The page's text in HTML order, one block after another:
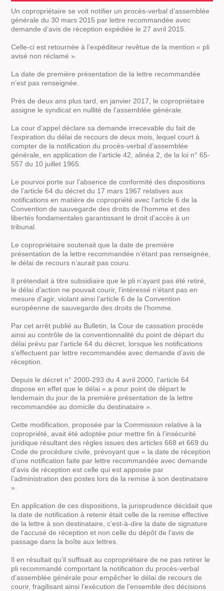
Un copropriétaire se voit notifier un procès-verbal d’assemblée
générale du 30 mars 2015 par lettre recommandée avec
demande d’avis de réception expédiée le 27 avril 2015.
Celle-ci est retournée à l’expéditeur revêtue de la mention « pli
avisé non réclamé ».
La date de première présentation de la lettre recommandée
n’est pas renseignée.
Près de deux ans plus tard, en janvier 2017, le copropriétaire
assigne le syndicat en nullité de l’assemblée générale.
La cour d’appel déclare sa demande irrecevable du fait de
l’expiration du délai de recours de deux mois, lequel court à
compter de la notification du procès-verbal d’assemblée
générale, en application de l’article 42, alinéa 2, de la loi n° 65-
557 du 10 juillet 1965.
Le pourvoi porte sur l’absence de conformité des dispositions
de l’article 64 du décret du 17 mars 1967 relatives aux
notifications en matière de copropriété avec l’article 6 de la
Convention de sauvegarde des droits de l’homme et des
libertés fondamentales garantissant le droit d’accès à un
tribunal.
Le copropriétaire soutenait que la date de première
présentation de la lettre recommandée n’étant pas renseignée,
le délai de recours n’aurait pas couru.
Il prétendait à titre subsidiaire que le pli n’ayant pas été retiré,
le délai d’action ne pouvait courir, l’intéressé n’étant pas en
mesure d’agir, violant ainsi l’article 6 de la Convention
européenne de sauvegarde des droits de l’homme.
Par cet arrêt publié au Bulletin, la Cour de cassation procède
ainsi au contrôle de la conventionnalité du point de départ du
délai prévu par l’article 64 du décret, lorsque les notifications
s’effectuent par lettre recommandée avec demande d’avis de
réception.
Depuis le décret n° 2000-293 du 4 avril 2000, l’article 64
dispose en effet que le délai « a pour point de départ le
lendemain du jour de la première présentation de la lettre
recommandée au domicile du destinataire ».
Cette modification, proposée par la Commission relative à la
copropriété, avait été adoptée pour mettre fin à l’insécurité
juridique résultant des règles issues des articles 668 et 669 du
Code de procédure civile, prévoyant que « la date de réception
d’une notification faite par lettre recommandée avec demande
d’avis de réception est celle qui est apposée par
l’administration des postes lors de la remise à son destinataire
».
En application de ces dispositions, la jurisprudence décidait que
la date de notification à retenir était celle de la remise effective
de la lettre à son destinataire, c’est-à-dire la date de signature
de l’accusé de réception et non celle du dépôt de l’avis de
passage dans la boîte aux lettres.
Il en résultait qu’il suffisait au copropriétaire de ne pas retirer le
pli recommandé comportant la notification du procès-verbal
d’assemblée générale pour empêcher le délai de recours de
courir, fragilisant ainsi l’exécution de l’ensemble des décisions